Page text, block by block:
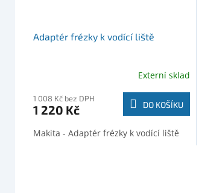
Adaptér frézky k vodící liště
Externí sklad
1 008 Kč bez DPH
1 220 Kč DO KOŠÍKU
Makita - Adaptér frézky k vodící liště